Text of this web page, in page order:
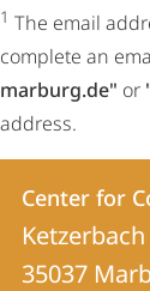
1 The email
complete an
marburg.de" or
address.
Contact
Contact
details
Center
Center for
Ketzerbach
35037